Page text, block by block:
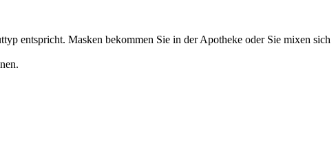
entspricht. Masken bekommen Sie in der Apotheke oder Sie mixen sich